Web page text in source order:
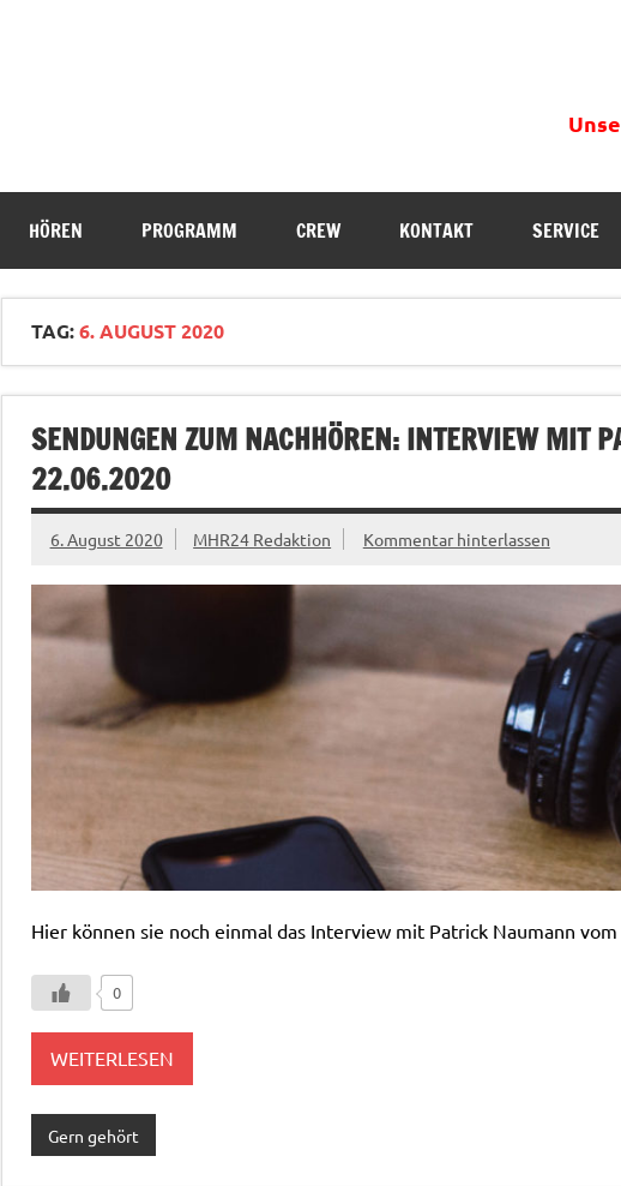
HÖREN PROGRAMM CREW KONTAKT SERVICE
TAG:6. AUGUST 2020
SENDUNGEN ZUM NACHHÖREN: INTERVIEW MIT
22.06.2020
6. August 2020 MHR24 Redaktion Kommentar hinterlassen
Hier können sie noch einmal das Interview mit Patrick Naumann
0
WEITERLESEN
Gern gehört